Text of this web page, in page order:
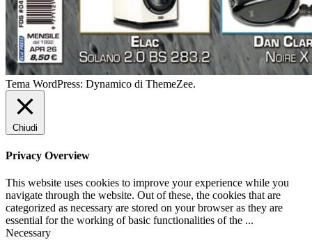
Tema WordPress: Dynamico di ThemeZee.
Chiudi
Privacy Overview
This website uses cookies to improve your experience while you
navigate through the website. Out of these, the cookies that are
categorized as necessary are stored on your browser as they are
essential for the working of basic functionalities of the ...
Necessary